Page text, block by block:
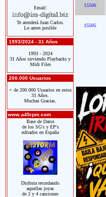
Email:
Te atenderá Juan Carlos.
Lo antes posible
1993/2024 - 31 Años
1993 - 2024
31 Años sirviendo Playbacks y
Midi Files
200.000 Usuarios
+ de 200.000 Usuarios en estos
31 Años.
Muchas Gracias.
www.a45rpm.com
Base de Datos
de los SG's y EP's
editados en España
Disfruta recordando
aquellas joyas
de 2 y 4 canciones
15506
15505